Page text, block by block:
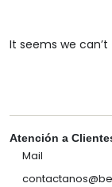
It seems we
Atención a
Mail